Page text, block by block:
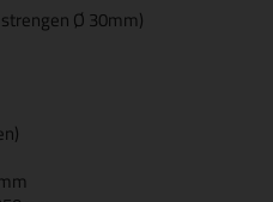
strengen Ø 30mm)